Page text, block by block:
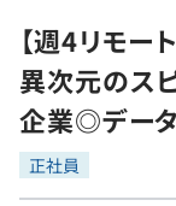
転職成功ガイド
転職エージェント
インタビュー
転職成功ガイド
求人検索
本選考
インターン
学習
問題集
プログラミング言語
ゲーム・マンガ
【週4リモー
異次元のス
企業◎デー
正社員